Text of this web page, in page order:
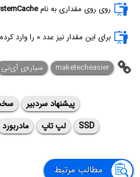
روی روی مقداری به نام
برای این مقدار نیز عدد ۰ را وارد کرده و روی OK کلیک کنید.
maketecheasier سیاره‌ی آی‌تی
پیشنهاد سردبیر
SSD
لپ تاپ مادربورد
مطالب مرتبط